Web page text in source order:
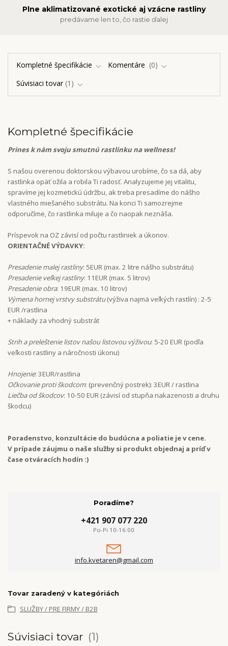
Plne aklimatizované exotické aj vzácne rastliny
predávame len to, čo rastie ďalej
Kompletné špecifikácie Komentáre
0
Súvisiaci tovar 1
Kompletné špecifikácie
Prines k nám svoju smutnú rastlinku na wellness!
S našou overenou doktorskou výbavou urobíme, čo sa dá, aby
rastlinka opäť ožila a robila Ti radosť. Analyzujeme jej vitalitu,
spravíme jej kozmetickú údržbu, ak treba presadíme do nášho
vlastného miešaného substrátu. Na konci Ti samozrejme
odporučíme, čo rastlinka miluje a čo naopak neznáša.
Príspevok na OZ závisí od počtu rastliniek a úkonov.
ORIENTAČNÉ VÝDAVKY:
Presadenie malej rastliny: 5EUR (max. 2 litre nášho substrátu)
Presadenie veľkej rastliny: 11EUR (max. 5 litrov)
Presadenie obra: 19EUR (max. 10 litrov)
Výmena hornej vrstvy substrátu(výživa najmä veľkých rastlín) : 2-5
EUR /rastlina
+ náklady za vhodný substrát
Strih a preleštenie listov našou listovou výživou: 5-20 EUR (podľa
veľkosti rastliny a náročnosti úkonu)
Hnojenie: 3EUR/rastlina
Očkovanie proti škodcom: (prevenčný postrek): 3EUR / rastlina
Liečba od škodcov: 10-50 EUR (závisí od stupňa nakazenosti a druhu
škodcu)
Poradenstvo, konzultácie do budúcna a poliatie je v cene.
V prípade záujmu o naše služby si produkt objednaj a príď v
čase otváracích hodín :)
Poradíme?
+421 907 077 220
Po-Pi 10-16:00
info.kvetaren@gmail.com
Tovar zaradený v kategóriách
SLUŽBY / PRE FIRMY / B2B
Súvisiaci tovar 1